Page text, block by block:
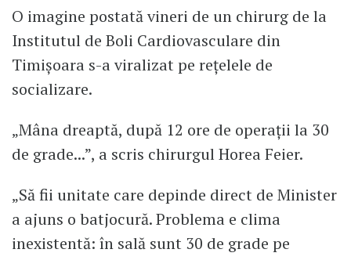
O imagine postată vineri de un chirurg de la
Institutul de Boli Cardiovasculare din
Timişoara s-a viralizat pe rețelele de
socializare.
„Mâna dreaptă, după 12 ore de operații la 30
de grade...”, a scris chirurgul Horea Feier.
„Să fii unitate care depinde direct de Minister
a ajuns o batjocură. Problema e clima
inexistentă: în sală sunt 30 de grade pe